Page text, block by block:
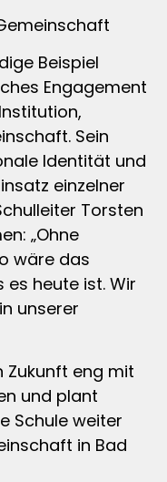
Beispiel
Engagement
Sein
Identität und
einzelner
Torsten
„Ohne
wäre das
heute ist. Wir
unserer
Zukunft eng mit
und plant
Schule weiter
in Bad